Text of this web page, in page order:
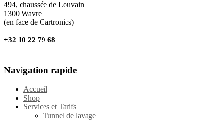
494, chaussée de Louvain
1300 Wavre
(en face de Cartronics)
+32 10 22 79 68
Navigation rapide
Accueil
Shop
Services et Tarifs
Tunnel de lavage